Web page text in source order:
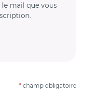
mail que vous
* champ obligatoire